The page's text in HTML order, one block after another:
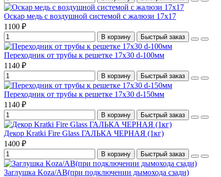
Оскар медь с воздушной системой с жалюзи 17х17
1100 ₽
В корзину Быстрый заказ
Переходник от трубы к решетке 17х30 d-100мм
1140 ₽
В корзину Быстрый заказ
Переходник от трубы к решетке 17х30 d-150мм
1140 ₽
В корзину Быстрый заказ
Декор Kratki Fire Glass ГАЛЬКА ЧЕРНАЯ (1кг)
1400 ₽
В корзину Быстрый заказ
Заглушка Koza/AB(при подключении дымохода сзади)